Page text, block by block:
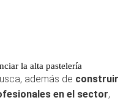
la alta pastelería
además de construir
en el sector,